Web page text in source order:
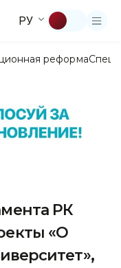
РУ
реформа
РК
«О